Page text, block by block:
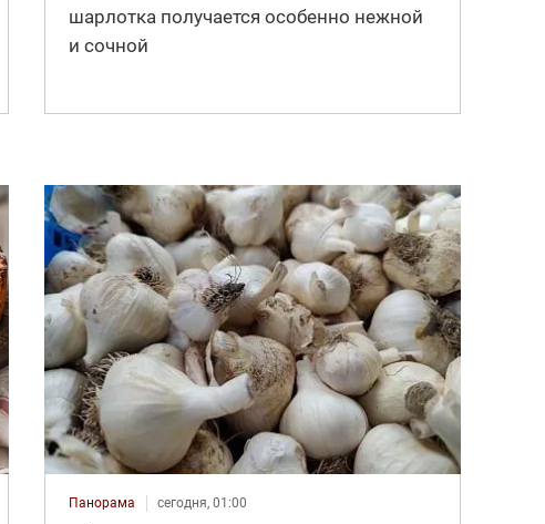
шарлотка получается особенно нежной
и сочной
Панорама сегодня, 01:00